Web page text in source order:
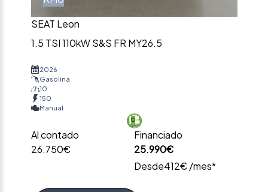
SEAT Leon
1.5 TSI 110kW S&S FR MY26.5
2026
Gasolina
10
150
Manual
Al contado
26.750€
Financiado
25.990€
Desde412€ /mes*